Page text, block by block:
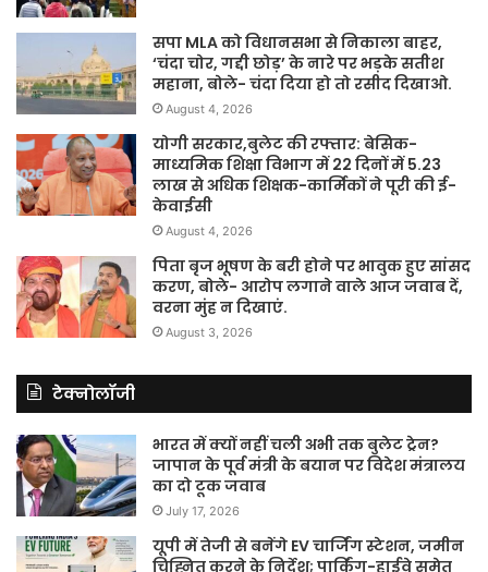
सपा MLA को विधानसभा से निकाला बाहर,
‘चंदा चोर, गद्दी छोड़’ के नारे पर भड़के सतीश
महाना, बोले- चंदा दिया हो तो रसीद दिखाओ.
August 4, 2026
योगी सरकार,बुलेट की रफ्तार: बेसिक-
माध्यमिक शिक्षा विभाग में 22 दिनों में 5.23
लाख से अधिक शिक्षक-कार्मिकों ने पूरी की ई-
केवाईसी
August 4, 2026
पिता बृज भूषण के बरी होने पर भावुक हुए सांसद
करण, बोले- आरोप लगाने वाले आज जवाब दें,
वरना मुंह न दिखाएं.
August 3, 2026
टेक्नोलॉजी
भारत में क्यों नहीं चली अभी तक बुलेट ट्रेन?
जापान के पूर्व मंत्री के बयान पर विदेश मंत्रालय
का दो टूक जवाब
July 17, 2026
यूपी में तेजी से बनेंगे EV चार्जिंग स्टेशन, जमीन
चिह्नित करने के निर्देश; पार्किंग-हाईवे समेत